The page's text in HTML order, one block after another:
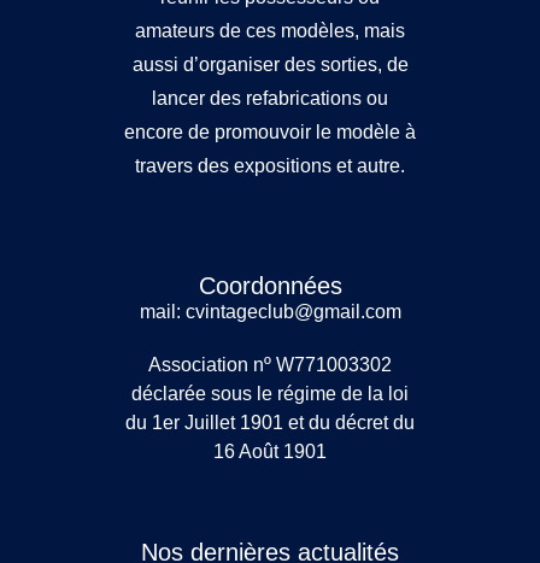
amateurs de ces modèles, mais
aussi d’organiser des sorties, de
lancer des refabrications ou
encore de promouvoir le modèle à
travers des expositions et autre.
Coordonnées
mail: cvintageclub@gmail.com
Association nº W771003302
déclarée sous le régime de la loi
du 1er Juillet 1901 et du décret du
16 Août 1901
Nos dernières actualités